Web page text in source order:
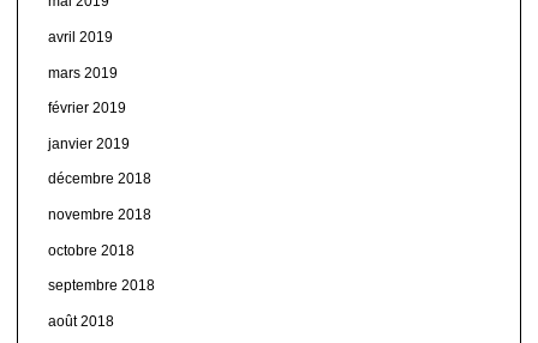
avril 2019
mars 2019
février 2019
janvier 2019
décembre 2018
novembre 2018
octobre 2018
septembre 2018
août 2018